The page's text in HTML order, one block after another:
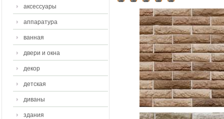
аксессуары
аппаратура
ванная
двери и окна
декор
детская
диваны
здания